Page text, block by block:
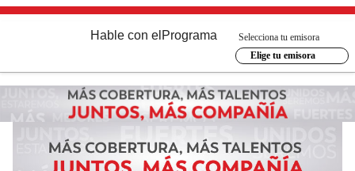
Hable con el Programa
Selecciona tu emisora
Elige tu emisora